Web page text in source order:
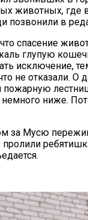
животных, где
позвонили в
спасение
глупую
исключение,
не отказали.
пожарную
ниже.
за Мусю